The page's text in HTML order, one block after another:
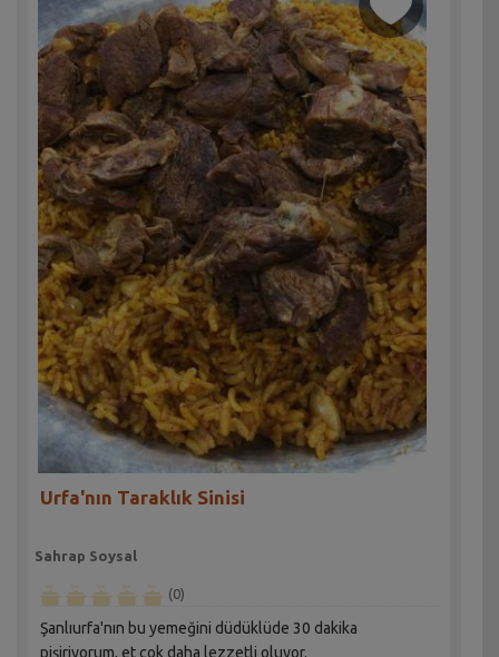
Urfa'nın Taraklık Sinisi
Sahrap Soysal
(0)
Şanlıurfa'nın bu yemeğini düdüklüde 30 dakika
pişiriyorum, et çok daha lezzetli oluyor.